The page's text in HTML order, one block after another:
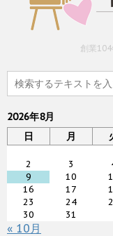
創業
2026年8月
日
月
2
3
9
10
16
17
23
24
30
31
« 10月